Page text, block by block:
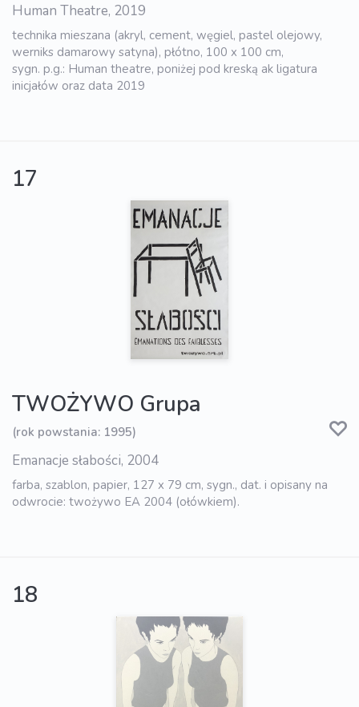
Human Theatre, 2019
technika mieszana (akryl, cement, węgiel, pastel olejowy,
werniks damarowy satyna), płótno, 100 x 100 cm,
sygn. p.g.: Human theatre, poniżej pod kreską ak ligatura
inicjałów oraz data 2019
17
TWOŻYWO Grupa
(rok powstania: 1995)
Emanacje słabości, 2004
farba, szablon, papier, 127 x 79 cm, sygn., dat. i opisany na
odwrocie: twożywo EA 2004 (ołówkiem).
18